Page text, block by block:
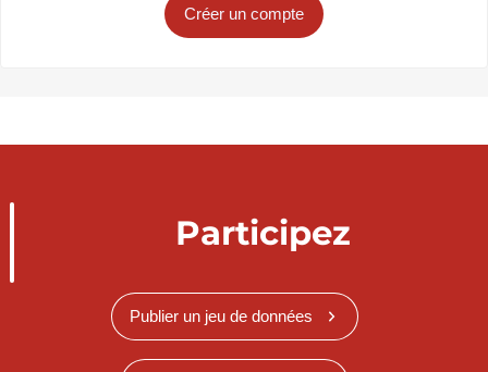
Créer un compte
Participez
Publier un jeu de données